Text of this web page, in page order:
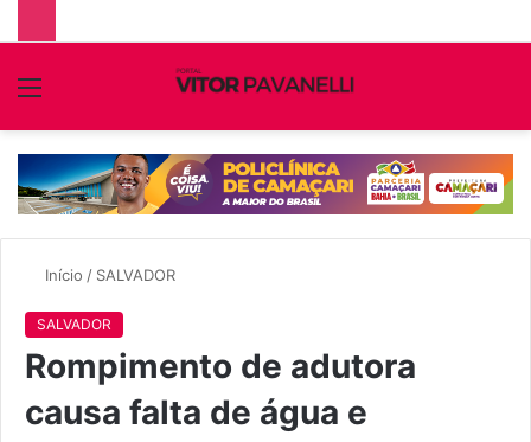
Menu
Início / SALVADOR
SALVADOR
Rompimento de adutora
causa falta de água e